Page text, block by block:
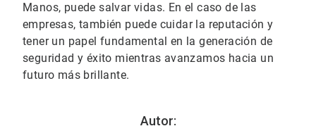
Manos, puede salvar vidas. En el caso de las
empresas, también puede cuidar la reputación y
tener un papel fundamental en la generación de
seguridad y éxito mientras avanzamos hacia un
futuro más brillante.
Autor: